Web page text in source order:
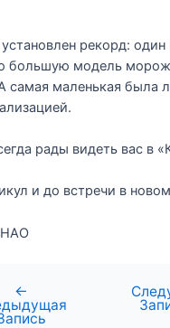
рекорд: один
большую модель
самая маленькая была
рады видеть вас в
и до встречи в
←